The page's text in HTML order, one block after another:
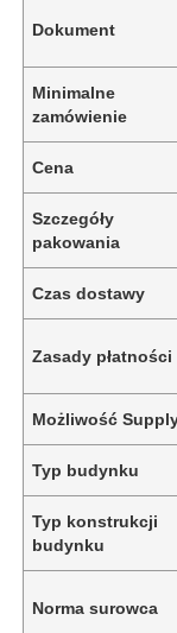
Dokument
Minimalne
zamówienie
Cena
Szczegóły
pakowania
Czas dostawy
Zasady płatności
Możliwość
Typ budynku
Typ konstrukcji
budynku
Norma surowca